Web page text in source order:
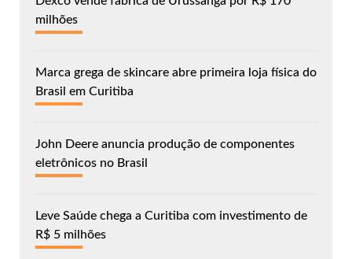
milhões
Marca grega de skincare abre primeira loja física do
Brasil em Curitiba
John Deere anuncia produção de componentes
eletrônicos no Brasil
Leve Saúde chega a Curitiba com investimento de
R$ 5 milhões